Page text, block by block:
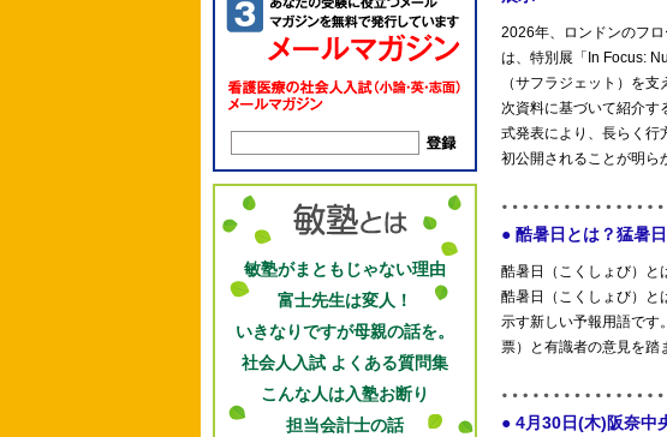
敏塾がまともじゃない理由
富士先生は変人！
いきなりですが母親の話を。
社会人入試 よくある質問集
こんな人は入塾お断り
担当会計士の話